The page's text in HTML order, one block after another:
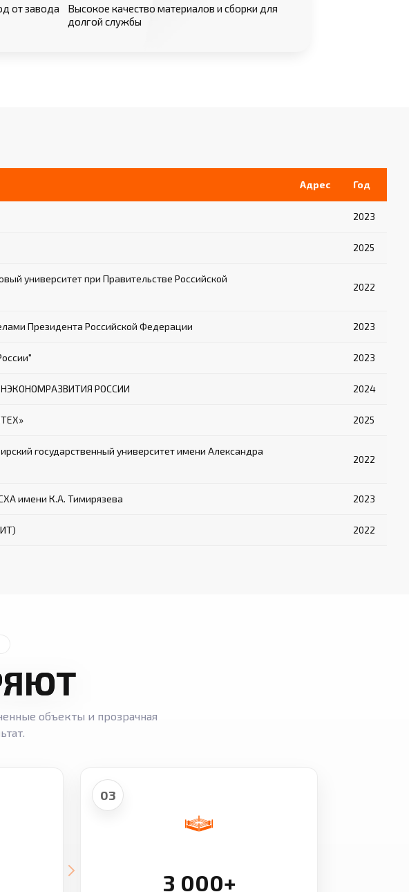
от завода
Высокое качество материалов и сборки для
долгой службы
Адрес Год
2023
2025
университет при Правительстве Российской
2022
Президента Российской Федерации 2023
2023
РОССИИ 2024
2025
государственный университет имени Александра
2022
имени К.А. Тимирязева 2023
2022
объекты и прозрачная
03
3 000+